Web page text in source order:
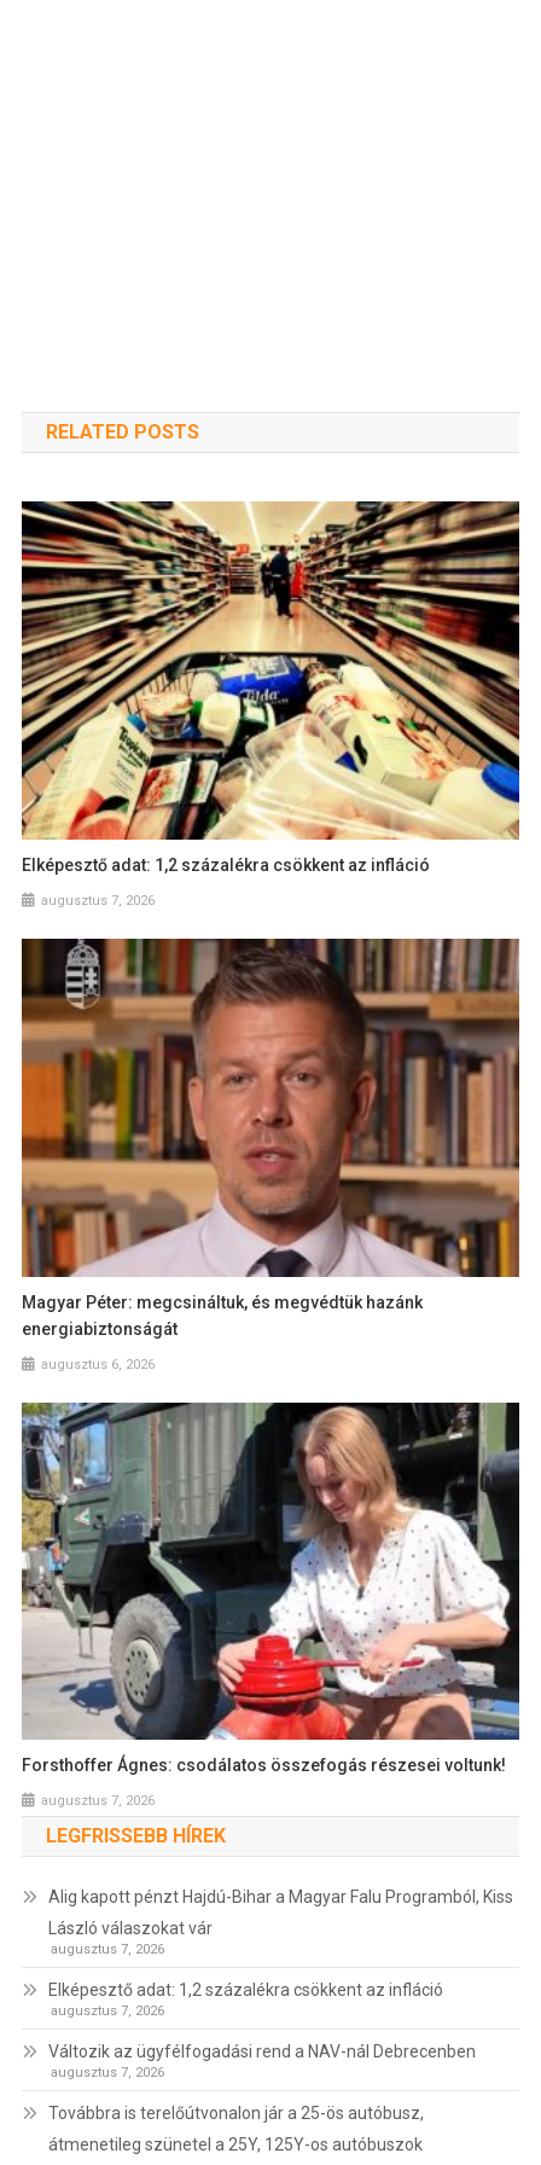
RELATED POSTS
Elképesztő adat: 1,2 százalékra csökkent az infláció
augusztus 7, 2026
Magyar Péter: megcsináltuk, és megvédtük hazánk
energiabiztonságát
augusztus 6, 2026
Forsthoffer Ágnes: csodálatos összefogás részesei voltunk!
augusztus 7, 2026
LEGFRISSEBB HÍREK
Alig kapott pénzt Hajdú-Bihar a Magyar Falu Programból, Kiss
László válaszokat vár
augusztus 7, 2026
Elképesztő adat: 1,2 százalékra csökkent az infláció
augusztus 7, 2026
Változik az ügyfélfogadási rend a NAV-nál Debrecenben
augusztus 7, 2026
Továbbra is terelőútvonalon jár a 25-ös autóbusz,
átmenetileg szünetel a 25Y, 125Y-os autóbuszok